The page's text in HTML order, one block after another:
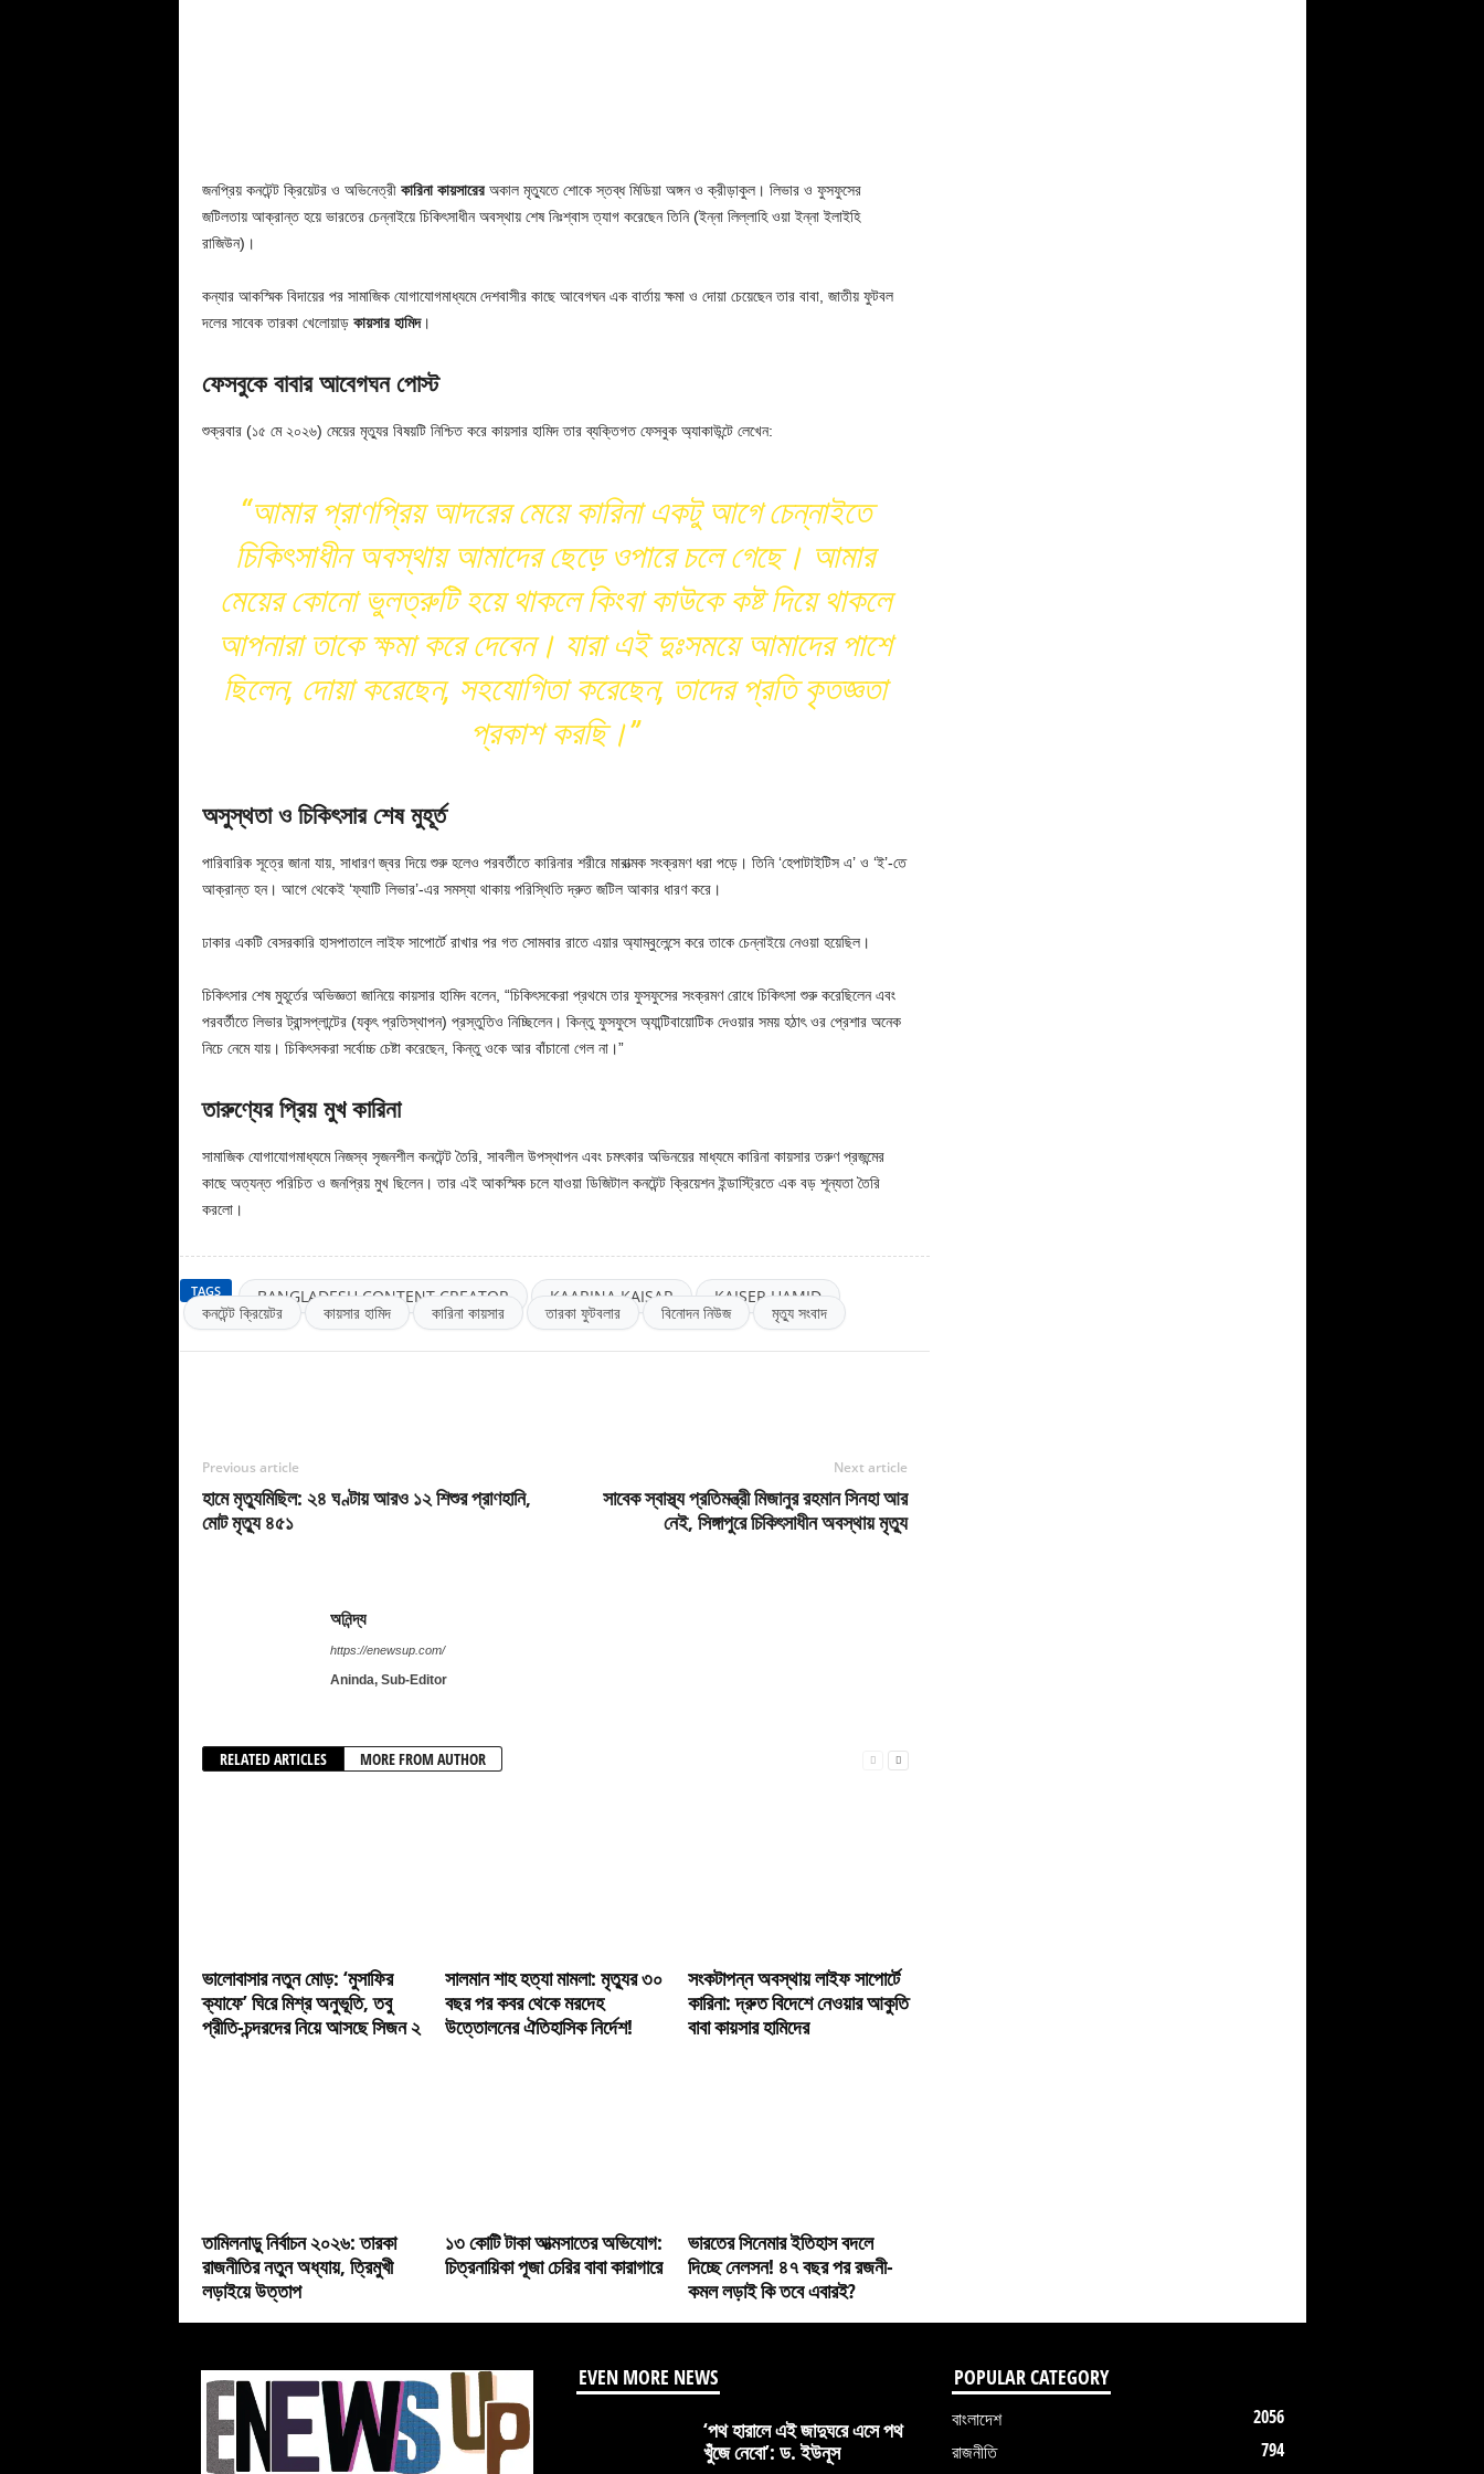
জনপ্রিয় কনটেন্ট ক্রিয়েটর ও অভিনেত্রী কারিনা কায়সারেরঅকাল মৃত্যুতে শোকে স্তব্ধ মিডিয়া অঙ্গন ও ক্রীড়াকুল। লিভার ও ফুসফুসের
জটিলতায় আক্রান্ত হয়ে ভারতের চেন্নাইয়ে চিকিৎসাধীন অবস্থায় শেষ নিঃশ্বাস ত্যাগ করেছেন তিনি (ইন্না লিল্লাহি ওয়া ইন্না ইলাইহি
রাজিউন)।
কন্যার আকস্মিক বিদায়ের পর সামাজিক যোগাযোগমাধ্যমে দেশবাসীর কাছে আবেগঘন এক বার্তায় ক্ষমা ও দোয়া চেয়েছেন তার বাবা, জাতীয় ফুটবল
দলের সাবেক তারকা খেলোয়াড় কায়সার হামিদ।
ফেসবুকে বাবার আবেগঘন পোস্ট
শুক্রবার (১৫ মে ২০২৬) মেয়ের মৃত্যুর বিষয়টি নিশ্চিত করে কায়সার হামিদ তার ব্যক্তিগত ফেসবুক অ্যাকাউন্টে লেখেন:
“আমার প্রাণপ্রিয় আদরের মেয়ে কারিনা একটু আগে চেন্নাইতে
চিকিৎসাধীন অবস্থায় আমাদের ছেড়ে ওপারে চলে গেছে। আমার
মেয়ের কোনো ভুলত্রুটি হয়ে থাকলে কিংবা কাউকে কষ্ট দিয়ে থাকলে
আপনারা তাকে ক্ষমা করে দেবেন। যারা এই দুঃসময়ে আমাদের পাশে
ছিলেন, দোয়া করেছেন, সহযোগিতা করেছেন, তাদের প্রতি কৃতজ্ঞতা
প্রকাশ করছি।”
অসুস্থতা ও চিকিৎসার শেষ মুহূর্ত
পারিবারিক সূত্রে জানা যায়, সাধারণ জ্বর দিয়ে শুরু হলেও পরবর্তীতে কারিনার শরীরে মারাত্মক সংক্রমণ ধরা পড়ে। তিনি ‘হেপাটাইটিস এ’ ও ‘ই’-তে
আক্রান্ত হন। আগে থেকেই ‘ফ্যাটি লিভার’-এর সমস্যা থাকায় পরিস্থিতি দ্রুত জটিল আকার ধারণ করে।
ঢাকার একটি বেসরকারি হাসপাতালে লাইফ সাপোর্টে রাখার পর গত সোমবার রাতে এয়ার অ্যাম্বুলেন্সে করে তাকে চেন্নাইয়ে নেওয়া হয়েছিল।
চিকিৎসার শেষ মুহূর্তের অভিজ্ঞতা জানিয়ে কায়সার হামিদ বলেন, “চিকিৎসকেরা প্রথমে তার ফুসফুসের সংক্রমণ রোধে চিকিৎসা শুরু করেছিলেন এবং
পরবর্তীতে লিভার ট্রান্সপ্লান্টের (যকৃৎ প্রতিস্থাপন) প্রস্তুতিও নিচ্ছিলেন। কিন্তু ফুসফুসে অ্যান্টিবায়োটিক দেওয়ার সময় হঠাৎ ওর প্রেশার অনেক
নিচে নেমে যায়। চিকিৎসকরা সর্বোচ্চ চেষ্টা করেছেন, কিন্তু ওকে আর বাঁচানো গেল না।”
তারুণ্যের প্রিয় মুখ কারিনা
সামাজিক যোগাযোগমাধ্যমে নিজস্ব সৃজনশীল কনটেন্ট তৈরি, সাবলীল উপস্থাপন এবং চমৎকার অভিনয়ের মাধ্যমে কারিনা কায়সার তরুণ প্রজন্মের
কাছে অত্যন্ত পরিচিত ও জনপ্রিয় মুখ ছিলেন। তার এই আকস্মিক চলে যাওয়া ডিজিটাল কনটেন্ট ক্রিয়েশন ইন্ডাস্ট্রিতে এক বড় শূন্যতা তৈরি
করলো।
TAGS BANGLADESH CONTENT CREATOR KAARINA KAISAR KAISER HAMID
কনটেন্ট ক্রিয়েটর কায়সার হামিদ কারিনা কায়সার তারকা ফুটবলার বিনোদন নিউজ মৃত্যু সংবাদ
Previous article
হামে মৃত্যুমিছিল: ২৪ ঘণ্টায় আরও ১২ শিশুর প্রাণহানি,
মোট মৃত্যু ৪৫১
Next article
সাবেক স্বাস্থ্য প্রতিমন্ত্রী মিজানুর রহমান সিনহা আর
নেই, সিঙ্গাপুরে চিকিৎসাধীন অবস্থায় মৃত্যু
অনিন্দ্য
https://enewsup.com/
Aninda, Sub-Editor
RELATED ARTICLES MORE FROM AUTHOR
ভালোবাসার নতুন মোড়: ‘মুসাফির
ক্যাফে’ ঘিরে মিশ্র অনুভূতি, তবু
প্রীতি-চন্দরদের নিয়ে আসছে সিজন ২
সালমান শাহ হত্যা মামলা: মৃত্যুর ৩০
বছর পর কবর থেকে মরদেহ
উত্তোলনের ঐতিহাসিক নির্দেশ!
সংকটাপন্ন অবস্থায় লাইফ সাপোর্টে
কারিনা: দ্রুত বিদেশে নেওয়ার আকুতি
বাবা কায়সার হামিদের
তামিলনাড়ু নির্বাচন ২০২৬: তারকা
রাজনীতির নতুন অধ্যায়, ত্রিমুখী
লড়াইয়ে উত্তাপ
১৩ কোটি টাকা আত্মসাতের অভিযোগ:
চিত্রনায়িকা পূজা চেরির বাবা কারাগারে
ভারতের সিনেমার ইতিহাস বদলে
দিচ্ছে নেলসন! ৪৭ বছর পর রজনী-
কমল লড়াই কি তবে এবারই?
EVEN MORE NEWS
‘পথ হারালে এই জাদুঘরে এসে পথ
খুঁজে নেবো’: ড. ইউনূস
POPULAR CATEGORY
বাংলাদেশ
2056
রাজনীতি
794